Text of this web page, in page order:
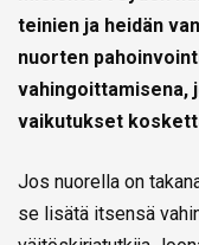
teinien ja heidän
nuorten
vahingoittamisena,
vaikutukset
Jos nuorella on
se lisätä itsensä